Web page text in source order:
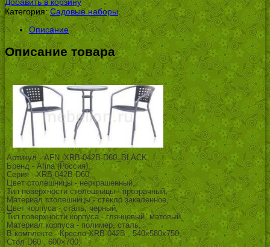
Категория:Садовые наборы.
Описание
Описание товара
Артикул - AFN_XRB-042B-D60_BLACK,
Бренд - Afina (Россия),
Серия - XRB-042B-D60,
Цвет столешницы - неокрашенный,
Тип поверхности столешницы - прозрачный,
Материал столешницы - стекло закаленное,
Цвет корпуса - сталь, черный,
Тип поверхности корпуса - глянцевый, матовый,
Материал корпуса - полимер, сталь,
В комплекте - Кресло ХRB-042В , 540x580x750,
Стол D60 , 600×700,